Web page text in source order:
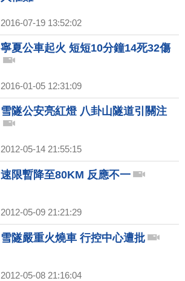
2016-07-19 13:52:02
寧夏公車起火 短短10分鐘14死32傷
2016-01-05 12:31:09
雪隧公安亮紅燈 八卦山隧道引關注
2012-05-14 21:55:15
速限暫降至80KM 反應不一
2012-05-09 21:21:29
雪隧嚴重火燒車 行控中心遭批
2012-05-08 21:16:04